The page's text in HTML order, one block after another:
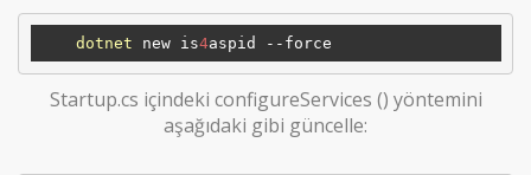
dotnet new is4
Startup.cs içindeki configureServices () yöntemini
aşağıdaki gibi güncelle: